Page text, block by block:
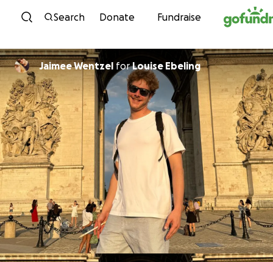
Skip to content
Search Donate Fundraise
Jaimee Wentzel forLouise Ebeling